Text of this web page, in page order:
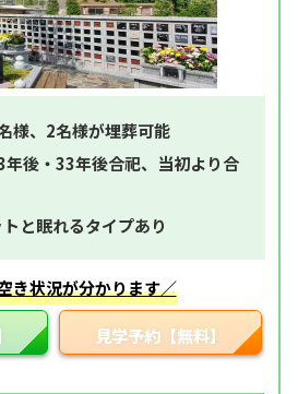
様、2名様が埋葬可能
後・33年後合祀、当初より合
と眠れるタイプあり
き状況が分かります／
見学予約【無料】